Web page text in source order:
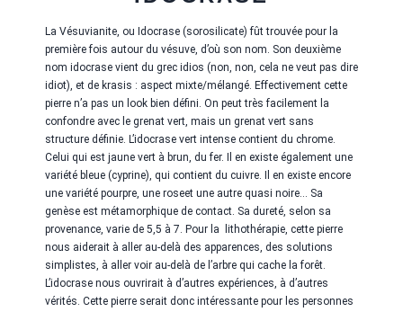
La Vésuvianite, ou Idocrase (sorosilicate) fût trouvée pour la
première fois autour du vésuve, d’où son nom. Son deuxième
nom idocrase vient du grec idios (non, non, cela ne veut pas dire
idiot), et de krasis : aspect mixte/mélangé. Effectivement cette
pierre n’a pas un look bien défini. On peut très facilement la
confondre avec le grenat vert, mais un grenat vert sans
structure définie. L’idocrase vert intense contient du chrome.
Celui qui est jaune vert à brun, du fer. Il en existe également une
variété bleue (cyprine), qui contient du cuivre. Il en existe encore
une variété pourpre, une roseet une autre quasi noire… Sa
genèse est métamorphique de contact. Sa dureté, selon sa
provenance, varie de 5,5 à 7. Pour la lithothérapie, cette pierre
nous aiderait à aller au-delà des apparences, des solutions
simplistes, à aller voir au-delà de l’arbre qui cache la forêt.
L’idocrase nous ouvrirait à d’autres expériences, à d’autres
vérités. Cette pierre serait donc intéressante pour les personnes